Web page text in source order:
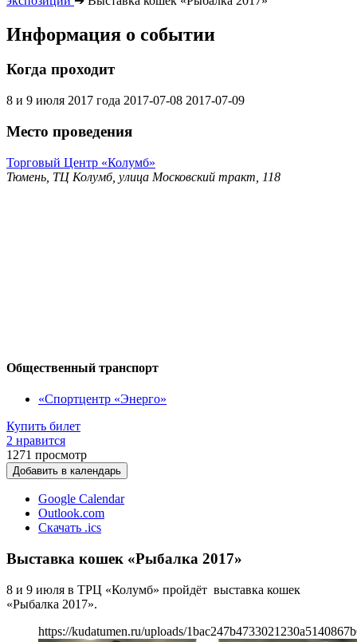
Информация о событии
Когда проходит
8 и 9 июля 2017 года 2017-07-08 2017-07-09
Место проведения
Торговый Центр «Колумб»
Тюмень, ТЦ Колумб, улица Московский тракт, 118
Общественный транспорт
«Спортцентр «Энерго»
Купить билет
2 нравится
1271 просмотр
Добавить в календарь
Google Calendar
Outlook.com
Скачать .ics
Выставка кошек «Рыбалка 2017»
8 и 9 июля в ТРЦ «Колумб» пройдёт выставка кошек
«Рыбалка 2017».
https://kudatumen.ru/uploads/